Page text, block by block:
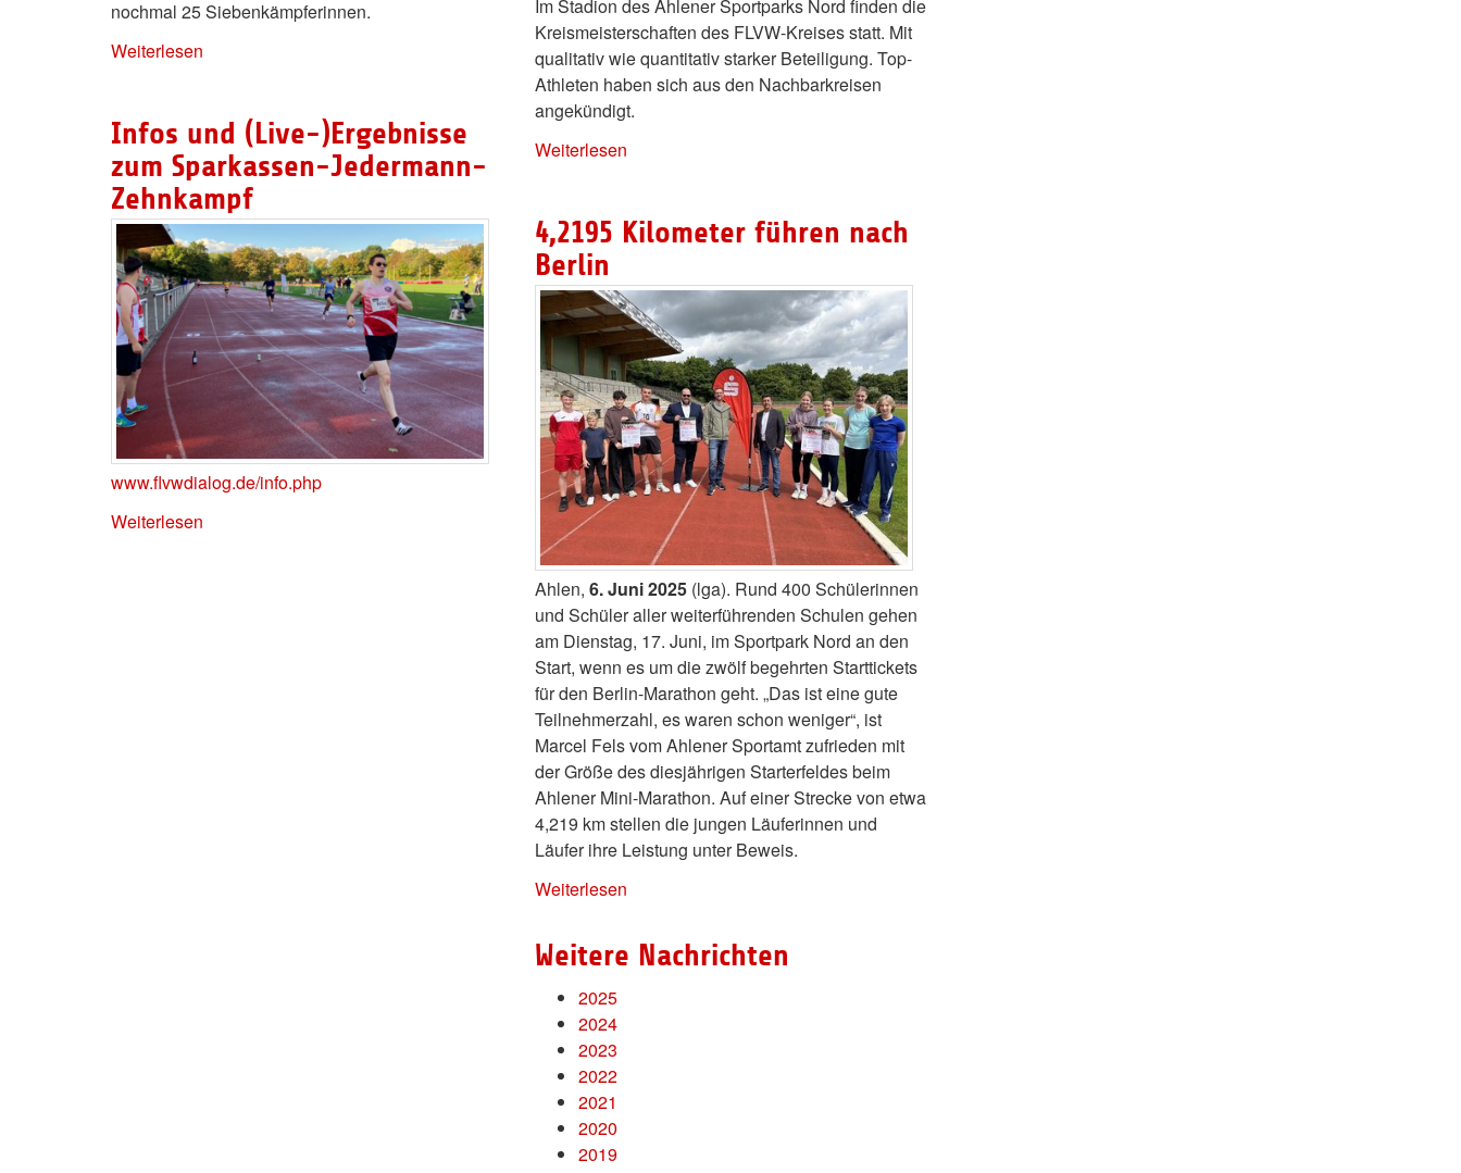
nochmal 25 Siebenkämpferinnen.
Weiterlesen
Infos und (Live-)Ergebnisse
zum Sparkassen-Jedermann-
Zehnkampf
www.flvwdialog.de/info.php
Weiterlesen
Im Stadion des Ahlener Sportparks Nord finden die
Kreismeisterschaften des FLVW-Kreises statt. Mit
qualitativ wie quantitativ starker Beteiligung. Top-
Athleten haben sich aus den Nachbarkreisen
angekündigt.
Weiterlesen
4,2195 Kilometer führen nach
Berlin
Ahlen, 6. Juni 2025 (lga). Rund 400 Schülerinnen
und Schüler aller weiterführenden Schulen gehen
am Dienstag, 17. Juni, im Sportpark Nord an den
Start, wenn es um die zwölf begehrten Starttickets
für den Berlin-Marathon geht. „Das ist eine gute
Teilnehmerzahl, es waren schon weniger“, ist
Marcel Fels vom Ahlener Sportamt zufrieden mit
der Größe des diesjährigen Starterfeldes beim
Ahlener Mini-Marathon. Auf einer Strecke von etwa
4,219 km stellen die jungen Läuferinnen und
Läufer ihre Leistung unter Beweis.
Weiterlesen
Weitere Nachrichten
2025
2024
2023
2022
2021
2020
2019